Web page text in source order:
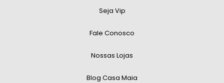
Seja Vip
Fale Conosco
Nossas Lojas
Blog Casa Maia